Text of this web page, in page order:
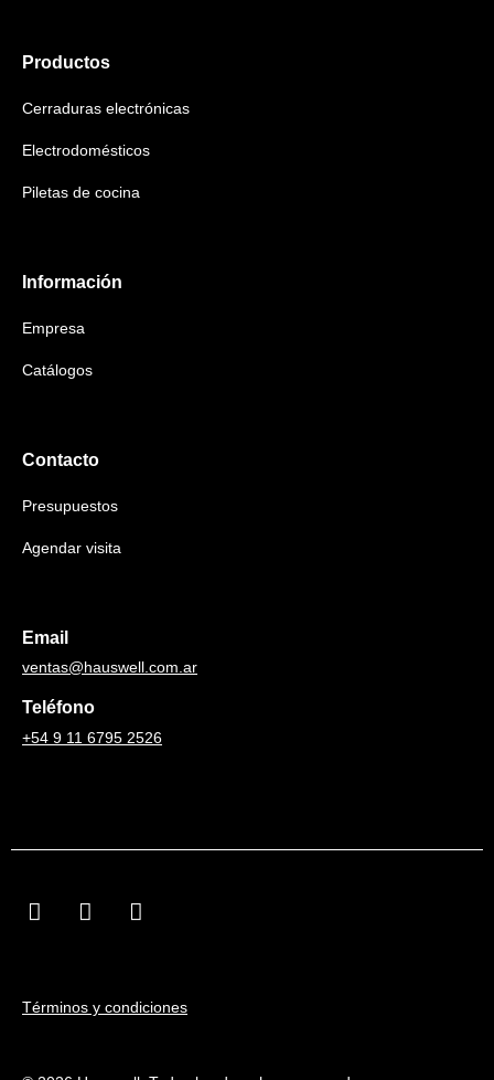
Productos
Cerraduras electrónicas
Electrodomésticos
Piletas de cocina
Información
Empresa
Catálogos
Contacto
Presupuestos
Agendar visita
Email
ventas@hauswell.com.ar
Teléfono
+54 9 11 6795 2526
Términos y condiciones
F
a
o
I
n
g
L
i
d